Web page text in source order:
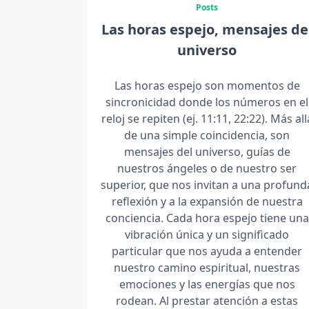
Posts
Las horas espejo, mensajes
universo
Las horas espejo son momentos de
sincronicidad donde los números en el
reloj se repiten (ej. 11:11, 22:22). Más
de una simple coincidencia, son
mensajes del universo, guías de
nuestros ángeles o de nuestro ser
superior, que nos invitan a una
reflexión y a la expansión de nuestra
conciencia. Cada hora espejo tiene una
vibración única y un significado
particular que nos ayuda a entender
nuestro camino espiritual, nuestras
emociones y las energías que nos
rodean. Al prestar atención a estas